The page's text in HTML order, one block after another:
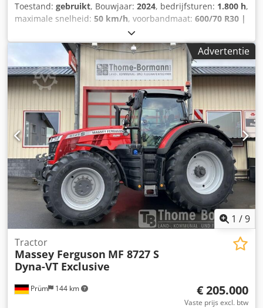
Toestand: gebruikt, Bouwjaar: 2024, bedrijfsturen: 1.800 h,
maximale snelheid: 50 km/h, voorbandmaat: 600/70 R30 |
710/70 R42 | 0%
710/70 R42, aantal bedden:43, Banden (v):600/70 R30,
banden (a):710/70 R42, bedrijfsuren:1800, eerste
registratie:02.02.2024_____Standaarduitrusting / technische
gegevensMOTOR Crsdpfx Aszdmtvsm Esf Max. vermogen
195/265 kW/pk (ISO 14396) Max. koppel 1200 Nm Maximaal
vermogen met vermogensmanagement 209/285 kW/pk
Max. koppel met vermogensmanagement 1257 Nm 6
cilinders, 7,4l AGCO Power - 74 LFNT-5D, CR, 4V
Emissienorm (DOC+SC+SCR) zonder uitlaatgasrecirculatie
Stage 5 Elektronische motorbesturing met Vistronic
ventilatorregeling Motortoerentalgeheugen Powercore
motorluchtfilter met grove vuilafzuiging EasyCare
koelerpakket Extra brandstofvoorfilter met waterafscheider
Brandstoftank van 500 liter
Advertentie
1 /9
Prüm 144 km
Tractor
Massey Ferguson MF 8727 S
Dyna-VT Exclusive
€ 205.000
Vaste prijs excl. btw